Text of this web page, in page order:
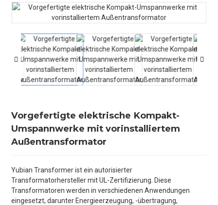
Vorgefertigte elektrische Kompakt-
Umspannwerke mit vorinstalliertem
Außentransformator
Yubian Transformer ist ein autorisierter
Transformatorhersteller mit UL-Zertifizierung. Diese
Transformatoren werden in verschiedenen Anwendungen
eingesetzt, darunter Energieerzeugung, -übertragung,